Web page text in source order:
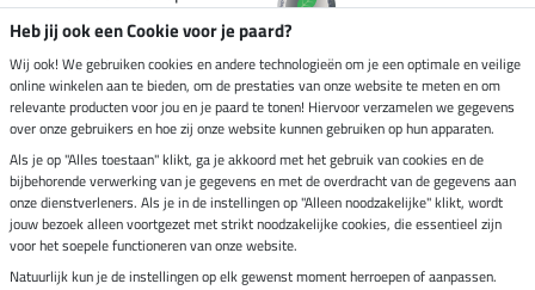
Verzending per
Veilig betalen met
Impressum
Heb jij ook een Cookie voor je paard?
Wij ook! We gebruiken cookies en andere technologieën om je een optimale en veilige
online winkelen aan te bieden, om de prestaties van onze website te meten en om
relevante producten voor jou en je paard te tonen! Hiervoor verzamelen we gegevens
over onze gebruikers en hoe zij onze website kunnen gebruiken op hun apparaten.
Als je op "Alles toestaan" klikt, ga je akkoord met het gebruik van cookies en de
bijbehorende verwerking van je gegevens en met de overdracht van de gegevens aan
onze dienstverleners. Als je in de instellingen op "Alleen noodzakelijke" klikt, wordt
jouw bezoek alleen voortgezet met strikt noodzakelijke cookies, die essentieel zijn
voor het soepele functioneren van onze website.
Natuurlijk kun je de instellingen op elk gewenst moment herroepen of aanpassen.